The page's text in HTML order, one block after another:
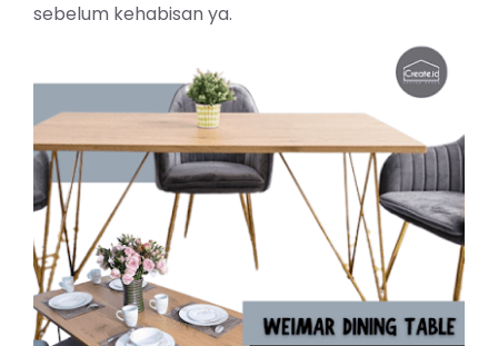
sebelum kehabisan ya.